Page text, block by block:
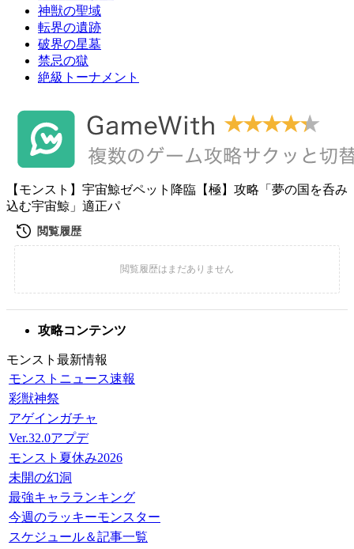
神獣の聖域
転界の遺跡
破界の星墓
禁忌の獄
絶級トーナメント
【モンスト】宇宙鯨ゼペット降臨【極】攻略「夢の国を呑み
込む宇宙鯨」適正パ
攻略コンテンツ
モンスト最新情報
モンストニュース速報
彩獣神祭
アゲインガチャ
Ver.32.0アプデ
モンスト夏休み2026
未開の幻洞
最強キャラランキング
今週のラッキーモンスター
スケジュール＆記事一覧